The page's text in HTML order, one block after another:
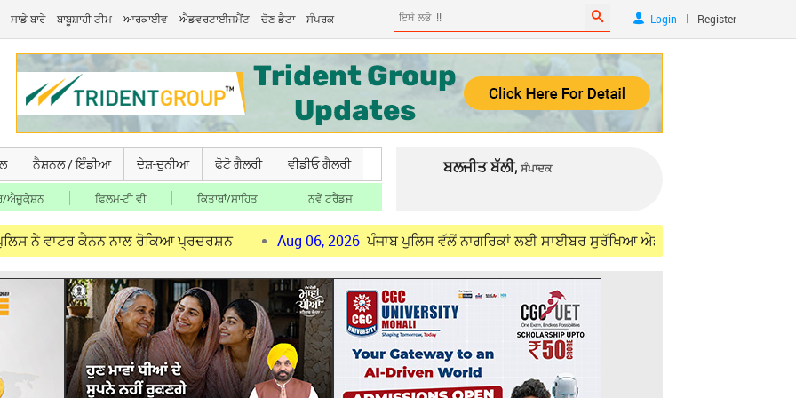
ਸਾਡੇ ਬਾਰੇ ਬਾਬੂਸ਼ਾਹੀ ਟੀਮ ਆਰਕਾਈਵ ਐਡਵਰਟਾਈਜਮੈਂਟ ਚੋਣ ਡੈਟਾ ਸੰਪਰਕ Login | Register
ਨੈਸ਼ਨਲ / ਇੰਡੀਆ ਦੇਸ਼-ਦੁਨੀਆ ਫੋਟੋ ਗੈਲਰੀ ਵੀਡੀਓ ਗੈਲਰੀ
ਐਜੂਕੇ਼ਸ਼ਨ ਫਿਲਮ-ਟੀ ਵੀ ਕਿਤਾਬਾਂ/ਸਾਹਿਤ ਨਵੇਂ ਟਰੈਂਡਜ
ਬਲਜੀਤ ਬੱਲੀ, ਸੰਪਾਦਕ
ਕੈਨਨ ਨਾਲ ਰੋਕਿਆ ਪ੍ਰਦਰਸ਼ਨ Aug 06, 2026 ਪੰਜਾਬ ਪੁਲਿਸ ਵੱਲੋਂ ਨਾਗਰਿਕਾਂ ਲਈ ਸਾਈਬਰ ਸੁਰੱਖਿਆ ਐਡਵਾਈਜ਼ਰੀ ਜਾਰੀ